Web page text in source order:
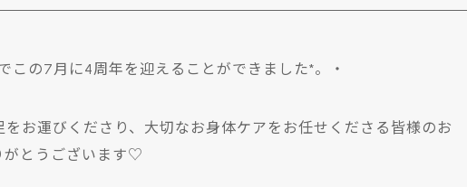
この7月に4周年を迎えることができました*。・
お運びくださり、大切なお身体ケアをお任せくださる皆様のお
がとうございます♡